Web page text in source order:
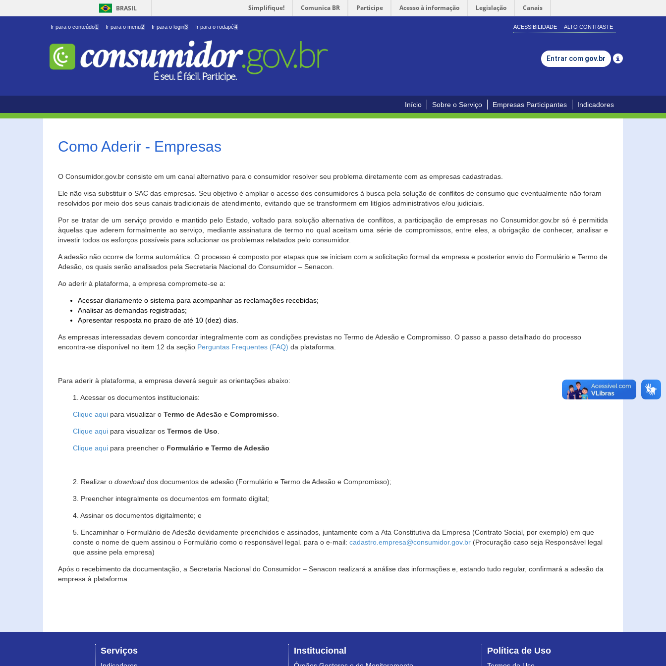
BRASIL Simplifique! Comunica BR Participe Acesso à informação Legislação Canais
Ir para o conteúdo1 Ir para o menu2 Ir para o login3 Ir para o rodapé4 ACESSIBILIDADE ALTO CONTRASTE
Entrar com gov.br
Início Sobre o Serviço Empresas Participantes Indicadores
Como Aderir - Empresas
O Consumidor.gov.br consiste em um canal alternativo para o consumidor resolver seu problema diretamente com as empresas cadastradas.
Ele não visa substituir o SAC das empresas. Seu objetivo é ampliar o acesso dos consumidores à busca pela solução de conflitos de consumo que eventualmente não foram
resolvidos por meio dos seus canais tradicionais de atendimento, evitando que se transformem em litígios administrativos e/ou judiciais.
Por se tratar de um serviço provido e mantido pelo Estado, voltado para solução alternativa de conflitos, a participação de empresas no Consumidor.gov.br só é permitida
àquelas que aderem formalmente ao serviço, mediante assinatura de termo no qual aceitam uma série de compromissos, entre eles, a obrigação de conhecer, analisar e
investir todos os esforços possíveis para solucionar os problemas relatados pelo consumidor.
A adesão não ocorre de forma automática. O processo é composto por etapas que se iniciam com a solicitação formal da empresa e posterior envio do Formulário e Termo de
Adesão, os quais serão analisados pela Secretaria Nacional do Consumidor – Senacon.
Ao aderir à plataforma, a empresa compromete-se a:
Acessar diariamente o sistema para acompanhar as reclamações recebidas;
Analisar as demandas registradas;
Apresentar resposta no prazo de até 10 (dez) dias.
As empresas interessadas devem concordar integralmente com as condições previstas no Termo de Adesão e Compromisso. O passo a passo detalhado do processo
encontra-se disponível no item 12 da seção Perguntas Frequentes (FAQ) da plataforma.
Para aderir à plataforma, a empresa deverá seguir as orientações abaixo:
1. Acessar os documentos institucionais:
Clique aqui para visualizar o Termo de Adesão e Compromisso
Clique aqui para visualizar os Termos de Uso
Clique aqui para preencher o Formulário e Termo de Adesão
2. Realizar o download dos documentos de adesão (Formulário e Termo de Adesão e Compromisso);
3. Preencher integralmente os documentos em formato digital;
4. Assinar os documentos digitalmente; e
5. Encaminhar o Formulário de Adesão devidamente preenchidos e assinados, juntamente com a Ata Constitutiva da Empresa (Contrato Social, por exemplo) em que
conste o nome de quem assinou o Formulário como o responsável legal. para o e-mail: cadastro.empresa@consumidor.gov.br (Procuração caso seja Responsável legal
que assine pela empresa)
Após o recebimento da documentação, a Secretaria Nacional do Consumidor – Senacon realizará a análise das informações e, estando tudo regular, confirmará a adesão da
empresa à plataforma.
Serviços Institucional Política de Uso